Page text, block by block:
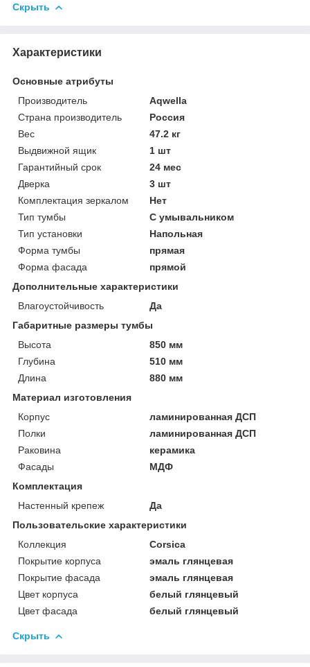
Скрыть
Характеристики
Основные атрибуты
Производитель
Aqwella
Страна производитель
Россия
Вес
47.2 кг
Выдвижной ящик
1 шт
Гарантийный срок
24 мес
Дверка
3 шт
Комплектация зеркалом
Нет
Тип тумбы
С умывальником
Тип установки
Напольная
Форма тумбы
прямая
Форма фасада
прямой
Дополнительные характеристики
Влагоустойчивость
Да
Габаритные размеры тумбы
Высота
850 мм
Глубина
510 мм
Длина
880 мм
Материал изготовления
Корпус
ламинированная ДСП
Полки
ламинированная ДСП
Раковина
керамика
Фасады
МДФ
Комплектация
Настенный крепеж
Да
Пользовательские характеристики
Коллекция
Corsica
Покрытие корпуса
эмаль глянцевая
Покрытие фасада
эмаль глянцевая
Цвет корпуса
белый глянцевый
Цвет фасада
белый глянцевый
Скрыть